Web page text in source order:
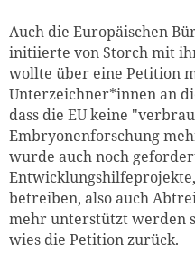
Auch die Europäischen
initiierte von Storch mit
wollte über eine Petition
Unterzeichner*innen an
dass die EU keine
Embryonenforschung
wurde auch noch
betreiben, also auch
mehr unterstützt werden
wies die Petition zurück.